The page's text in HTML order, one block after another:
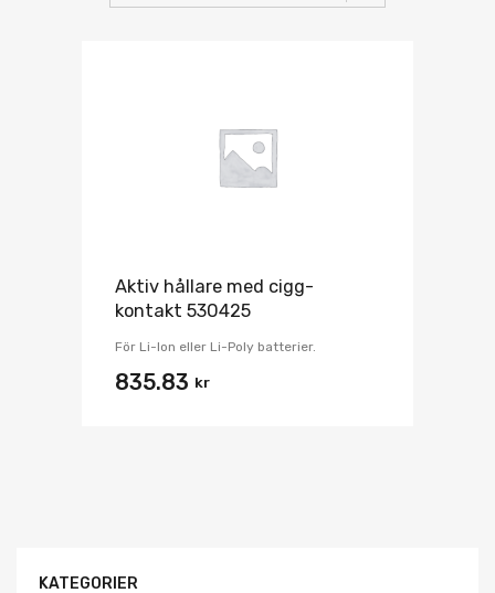
Aktiv hållare med cigg-
kontakt 530425
För Li-Ion eller Li-Poly batterier.
835.83 kr
KATEGORIER